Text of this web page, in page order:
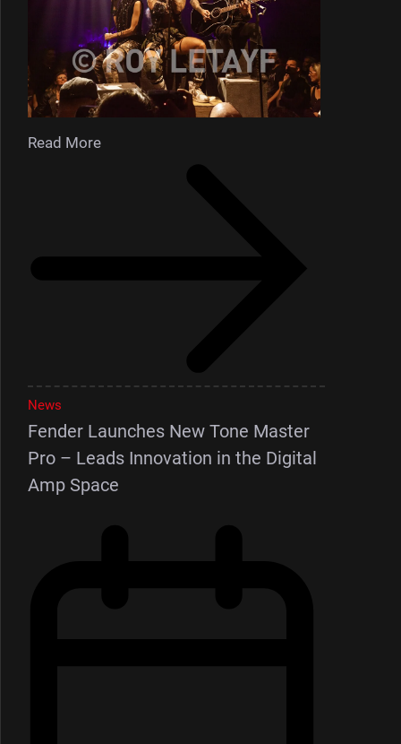
Read More
News
Fender Launches New Tone Master
Pro – Leads Innovation in the Digital
Amp Space